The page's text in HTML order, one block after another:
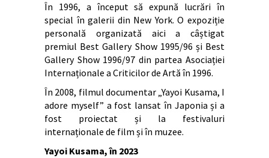
În 1996, a început să expună lucrări în
special în galerii din New York. O expoziție
personală organizată aici a câștigat
premiul Best Gallery Show 1995/96 și Best
Gallery Show 1996/97 din partea Asociației
Internaționale a Criticilor de Artă în 1996.
În 2008, filmul documentar „Yayoi Kusama, I
adore myself” a fost lansat în Japonia și a
fost proiectat și la festivaluri
internaționale de film și în muzee.
Yayoi Kusama, în 2023